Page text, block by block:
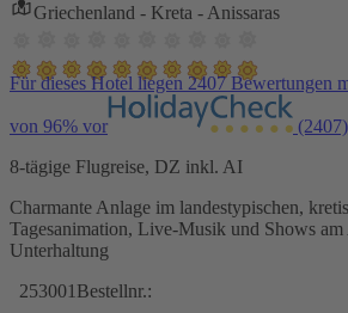
Griechenland - Kreta - Anissaras
Für dieses Hotel liegen 2407 Bewertungen
von 96% vor (2407)
8-tägige Flugreise, DZ inkl. AI
Charmante Anlage im landestypischen,
Tagesanimation, Live-Musik und Shows
Unterhaltung
253001 Bestellnr.: